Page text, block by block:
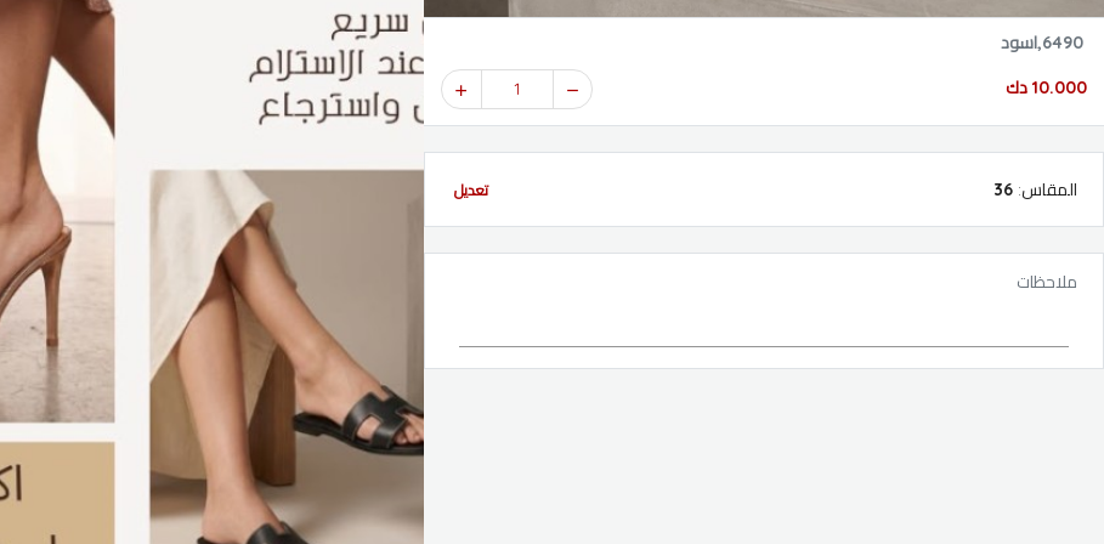
6490,اسود
10.000 دك 1
المقاس:
36 تعديل
ملاحظات